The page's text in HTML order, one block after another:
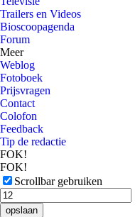
Trailers en Videos
Bioscoopagenda
Forum
Meer
Weblog
Fotoboek
Prijsvragen
Contact
Colofon
Feedback
Tip de redactie
FOK!
FOK!
Scrollbar gebruiken
opslaan